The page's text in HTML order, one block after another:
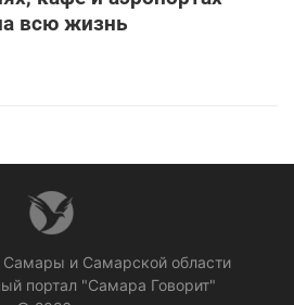
всю жизнь
Самары и Самарской области
портал "Самара Говорит"